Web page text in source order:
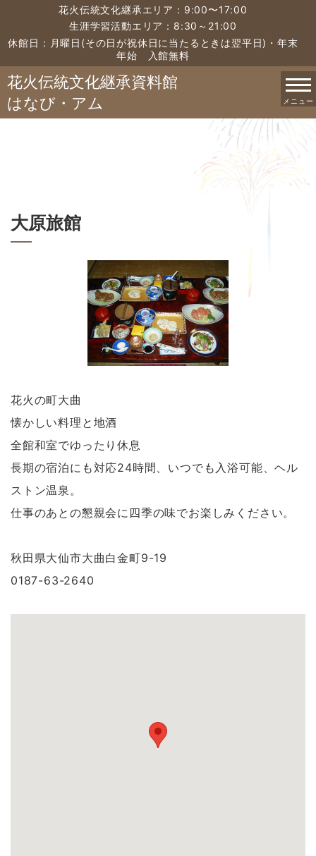
花火伝統文化継承エリア：9:00〜17:00
生涯学習活動エリア：8:30～21:00
休館日：月曜日(その日が祝休日に当たるときは翌平日)・年末
年始 入館無料
花火伝統文化継承資料館
はなび・アム
メニュー
大原旅館
花火の町大曲
懐かしい料理と地酒
全館和室でゆったり休息
長期の宿泊にも対応24時間、いつでも入浴可能、ヘル
ストン温泉。
仕事のあとの懇親会に四季の味でお楽しみください。
秋田県大仙市大曲白金町9-19
0187-63-2640